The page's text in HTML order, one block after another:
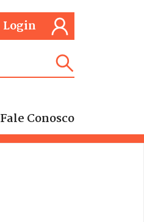
Login
Fale Conosco